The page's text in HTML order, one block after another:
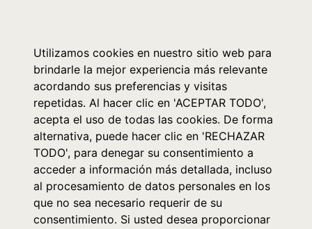
Utilizamos cookies en nuestro sitio web para
brindarle la mejor experiencia más relevante
acordando sus preferencias y visitas
repetidas. Al hacer clic en 'ACEPTAR TODO',
acepta el uso de todas las cookies. De forma
alternativa, puede hacer clic en 'RECHAZAR
TODO', para denegar su consentimiento a
acceder a información más detallada, incluso
al procesamiento de datos personales en los
que no sea necesario requerir de su
consentimiento. Si usted desea proporcionar